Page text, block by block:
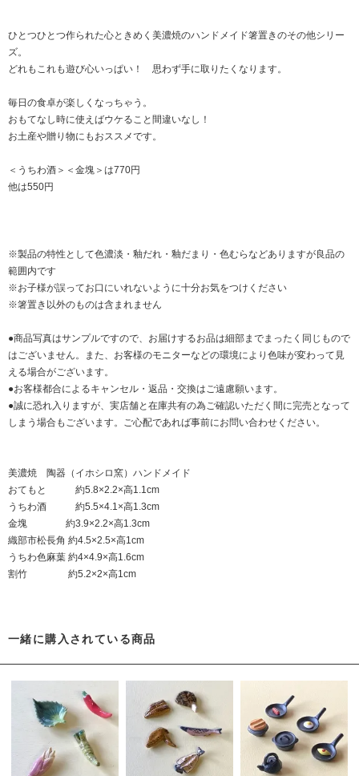
ひとつひとつ作られた心ときめく美濃焼のハンドメイド箸置きのその他シリー
ズ。
どれもこれも遊び心いっぱい！ 思わず手に取りたくなります。
毎日の食卓が楽しくなっちゃう。
おもてなし時に使えばウケること間違いなし！
お土産や贈り物にもおススメです。
＜うちわ酒＞＜金塊＞は770円
他は550円
※製品の特性として色濃淡・釉だれ・釉だまり・色むらなどありますが良品の
範囲内です
※お子様が誤ってお口にいれないように十分お気をつけください
※箸置き以外のものは含まれません
●商品写真はサンプルですので、お届けするお品は細部までまったく同じもので
はございません。また、お客様のモニターなどの環境により色味が変わって見
える場合がございます。
●お客様都合によるキャンセル・返品・交換はご遠慮願います。
●誠に恐れ入りますが、実店舗と在庫共有の為ご確認いただく間に完売となって
しまう場合もございます。ご心配であれば事前にお問い合わせください。
美濃焼 陶器（イホシロ窯）ハンドメイド
おてもと 約5.8×2.2×高1.1cm
うちわ酒 約5.5×4.1×高1.3cm
金塊 約3.9×2.2×高1.3cm
織部市松長角 約4.5×2.5×高1cm
うちわ色麻葉 約4×4.9×高1.6cm
割竹 約5.2×2×高1cm
一緒に購入されている商品